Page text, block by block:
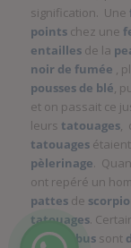
signification. Une
pointschez une
entaillesde la
noir de fumée ,
pousses de blé,
et on passait ce
leurs tatouages,
tatouagesétaient
pèlerinage.
ont repéré un
pattesde
tatouages.
deuxtribussont